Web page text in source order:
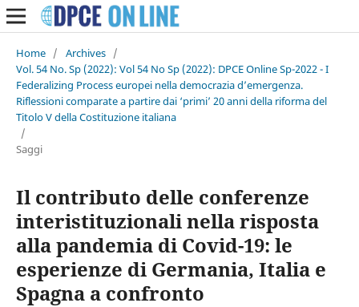
Home / Archives /
Vol. 54 No. Sp (2022): Vol 54 No Sp (2022): DPCE Online Sp-2022 - I
Federalizing Process europei nella democrazia d’emergenza.
Riflessioni comparate a partire dai ‘primi’ 20 anni della riforma del
Titolo V della Costituzione italiana
/
Saggi
Il contributo delle conferenze
interistituzionali nella risposta
alla pandemia di Covid-19: le
esperienze di Germania, Italia e
Spagna a confronto